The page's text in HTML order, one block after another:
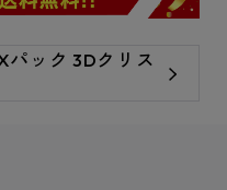
パック 3Dクリス